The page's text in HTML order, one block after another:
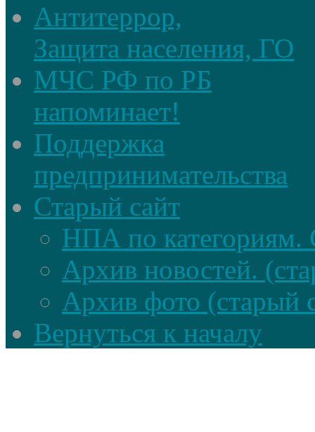
Антитеррор,
Защита населения, ГО
МЧС РФ по РБ
напоминает!
Поддержка
предпринимательства
Старый сайт
НПА по категориям.
Архив новостей.
Архив фото (старый
Вернуться к началу